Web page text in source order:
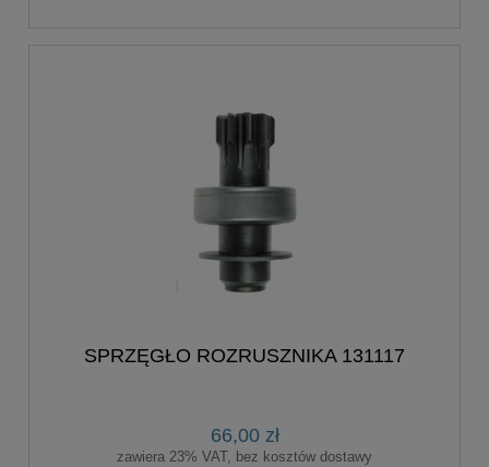
SPRZĘGŁO ROZRUSZNIKA 131117
66,00 zł
zawiera 23% VAT, bez kosztów dostawy